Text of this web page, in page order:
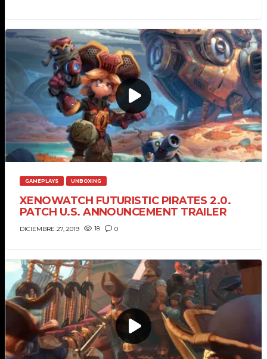
COMPETITIONS
WATCH ALCHEMISTS VS CLOVERS
IN L.O. HEROES PRO LEAGUE
SEPTIEMBRE 27, 2019
COMPETITIONS STREAMS
TEAM VACATION IN MANHATTAN.
WE EXPLORED ALL THE CITY
TOGETHER!
ABRIL 4, 2018
GAMEPLAYS UNBOXING
XENOWATCH FUTURISTIC PIRATES 2.0.
PATCH U.S. ANNOUNCEMENT TRAILER
DICIEMBRE 27, 2019 18 0